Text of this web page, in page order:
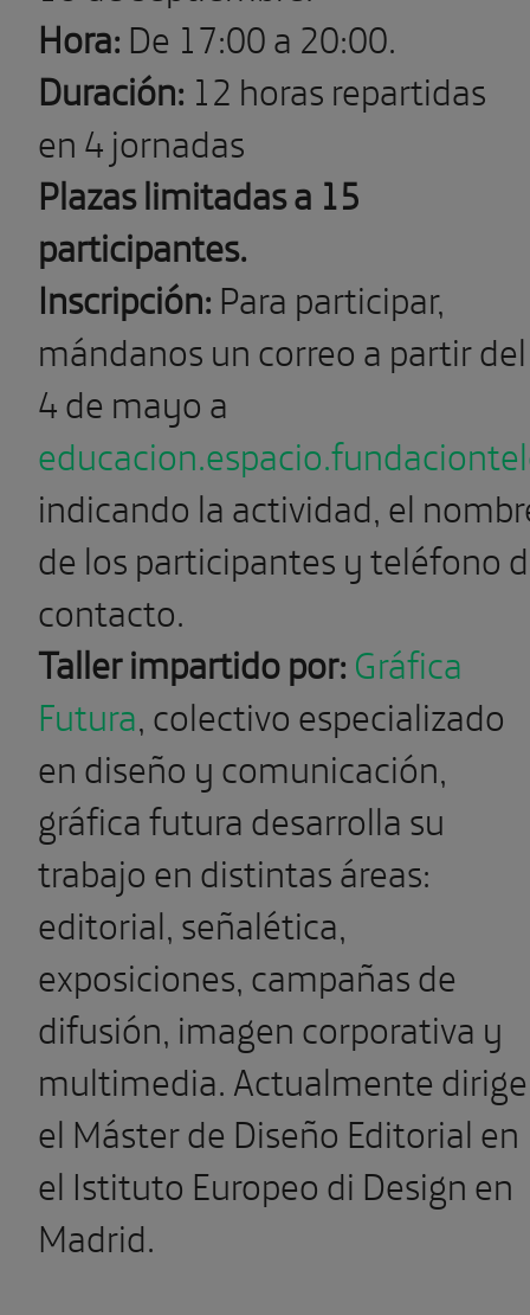
Hora: De 17:00 a 20:00.
Duración: 12 horas repartidas
en 4 jornadas
Plazas limitadas a 15
participantes.
Inscripción: Para participar,
mándanos un correo a partir del
4 de mayo a
indicando la actividad, el
de los participantes y teléfono
contacto.
Taller impartido por:Gráfica
Futura, colectivo especializado
en diseño y comunicación,
gráfica futura desarrolla su
trabajo en distintas áreas:
editorial, señalética,
exposiciones, campañas de
difusión, imagen corporativa y
multimedia. Actualmente dirige
el Máster de Diseño Editorial en
el Istituto Europeo di Design en
Madrid.